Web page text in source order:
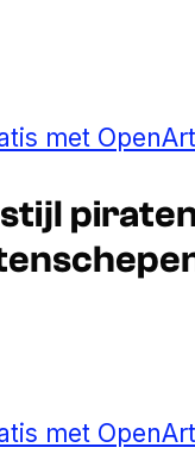
met
met